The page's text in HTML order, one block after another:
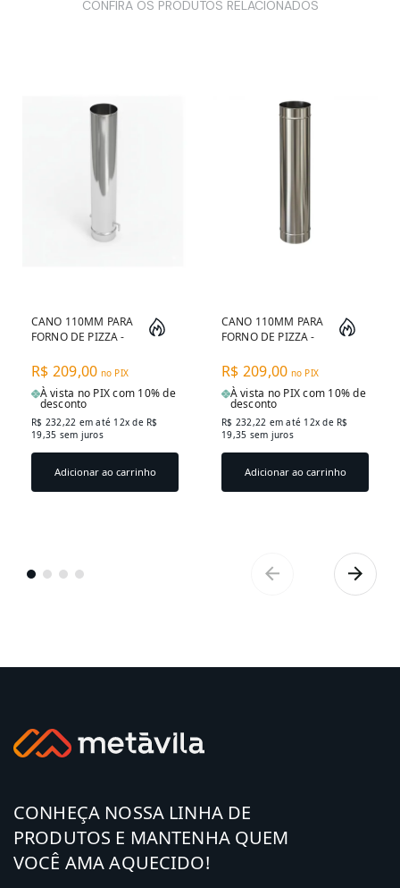
CONFIRA OS PRODUTOS RELACIONADOS
CANO 110MM PARA
FORNO DE PIZZA -
INOX 304
R$ 209,00 no PIX
À vista no PIX com 10% de
desconto
R$ 232,22 em até 12x de R$
19,35 sem juros
Adicionar ao carrinho
CANO 110MM PARA
FORNO DE PIZZA -
R$ 209,00 no PIX
À vista no PIX com 10% de
desconto
R$ 232,22 em até 12x de R$
19,35 sem juros
Adicionar ao carrinho
CONHEÇA NOSSA LINHA DE
PRODUTOS E MANTENHA QUEM
VOCÊ AMA AQUECIDO!